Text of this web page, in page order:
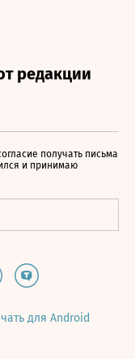
получать письма
и принимаю
для Android